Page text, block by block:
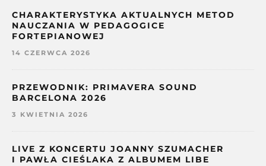
CHARAKTERYSTYKA AKTUALNYCH METOD
NAUCZANIA W PEDAGOGICE
FORTEPIANOWEJ
14 CZERWCA 2026
PRZEWODNIK: PRIMAVERA SOUND
BARCELONA 2026
3 KWIETNIA 2026
LIVE Z KONCERTU JOANNY SZUMACHER
I PAWŁA CIEŚLAKA Z ALBUMEM LIBE